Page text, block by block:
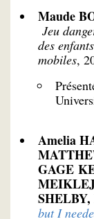
Maude
Jeu
des
mobiles,
Amelia
GAGE
but I